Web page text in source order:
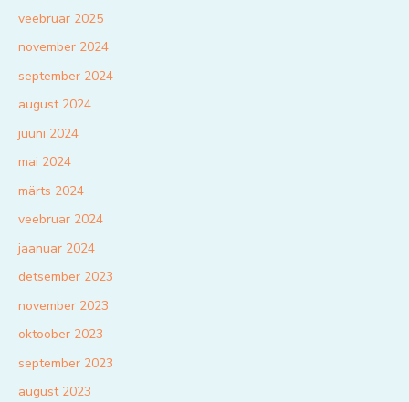
veebruar 2025
november 2024
september 2024
august 2024
juuni 2024
mai 2024
märts 2024
veebruar 2024
jaanuar 2024
detsember 2023
november 2023
oktoober 2023
september 2023
august 2023